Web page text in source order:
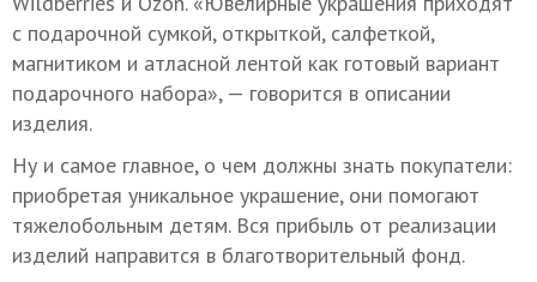
с подарочной сумкой, открыткой, салфеткой,
магнитиком и атласной лентой как готовый вариант
подарочного набора», — говорится в описании
изделия.
Ну и самое главное, о чем должны знать покупатели:
приобретая уникальное украшение, они помогают
тяжелобольным детям. Вся прибыль от реализации
изделий направится в благотворительный фонд.